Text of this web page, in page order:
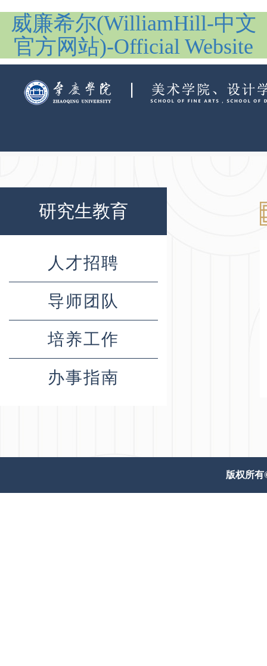
威廉希尔(WilliamHill-中文
官方网站)-Official Website
研究生教育
人才招聘
导师团队
培养工作
办事指南
版权所有